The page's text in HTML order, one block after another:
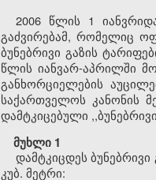
2006 წლის 1
გაძვირებამ, რომელიც
ბუნებრივი გაზის
წლის იანვარ-აპრილში
განხორციელების
საქართველოს კანონის
დამტკიცებული
მუხლი 1
დამტკიცდეს
კუბ. მეტრი: